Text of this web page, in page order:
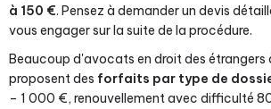
à 150 €. Pensez à demander un devis
vous engager sur la suite de la procédure.
Beaucoup d'avocats en droit des étrangers
proposent des forfaits par type de
– 1 000 €, renouvellement avec difficulté